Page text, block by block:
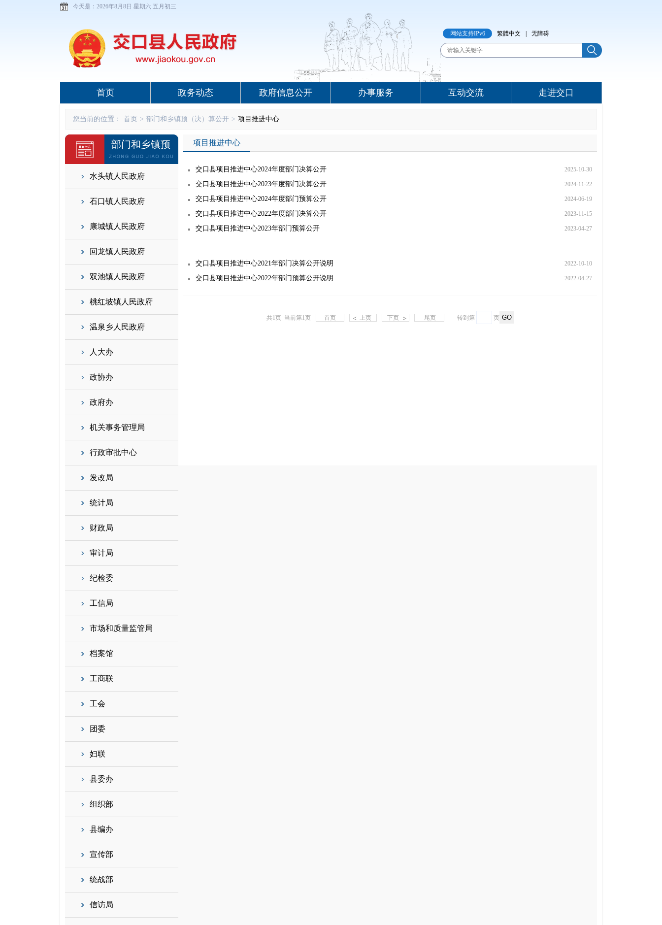
今天是： 2026年8月8日 星期六 五月初三
网站支持IPv6 繁體中文 无障碍
首页 政务动态 政府信息公开 办事服务 互动交流 走进交口
您当前的位置： 首页 > 部门和乡镇预（决）算公开 > 项目推进中心
部门和乡镇预
（决）算公开
水头镇人民政府
石口镇人民政府
康城镇人民政府
回龙镇人民政府
双池镇人民政府
桃红坡镇人民政府
温泉乡人民政府
人大办
政协办
政府办
机关事务管理局
行政审批中心
发改局
统计局
财政局
审计局
纪检委
工信局
市场和质量监管局
档案馆
工商联
工会
团委
妇联
县委办
组织部
县编办
宣传部
统战部
信访局
项目推进中心
交口县项目推进中心2024年度部门决算公开 2025-10-30
交口县项目推进中心2023年度部门决算公开 2024-11-22
交口县项目推进中心2024年度部门预算公开 2024-06-19
交口县项目推进中心2022年度部门决算公开 2023-11-15
交口县项目推进中心2023年部门预算公开 2023-04-27
交口县项目推进中心2021年部门决算公开说明 2022-10-10
交口县项目推进中心2022年部门预算公开说明 2022-04-27
共1页 当前第1页 首页 上页 下页 尾页 转到第 页